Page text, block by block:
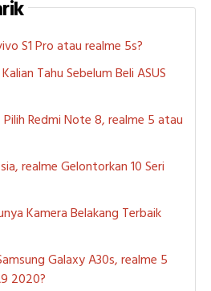
S1 Pro atau realme 5s?
Tahu Sebelum Beli ASUS
Pilih Redmi Note 8, realme 5 atau
realme Gelontorkan 10 Seri
Kamera Belakang Terbaik
Galaxy A30s, realme 5
2020?